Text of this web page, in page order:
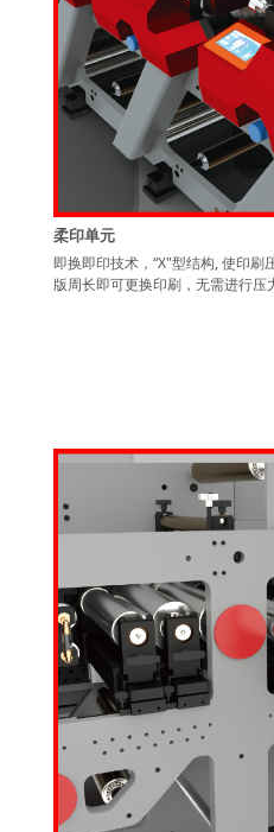
柔印单元
即换即印技术，“X"型结构, 使印
版周长即可更换印刷，无需进行压